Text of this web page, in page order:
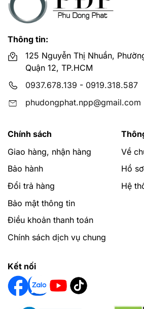
Thông tin:
125 Nguyễn Thị Nhuần,
Quận 12, TP.HCM
0937.678.139 - 0919.318.587
phudongphat.npp@gmail.com
Chính sách
Giao hàng, nhận hàng
Bảo hành
Đổi trả hàng
Bảo mật thông tin
Điều khoản thanh toán
Chính sách dịch vụ chung
Về
Hồ
Hệ
Kết nối